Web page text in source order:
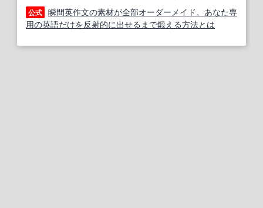
公式 瞬間英作文の素材が全部オーダーメイド。あなた専
用の英語だけを反射的に出せるまで鍛える方法とは